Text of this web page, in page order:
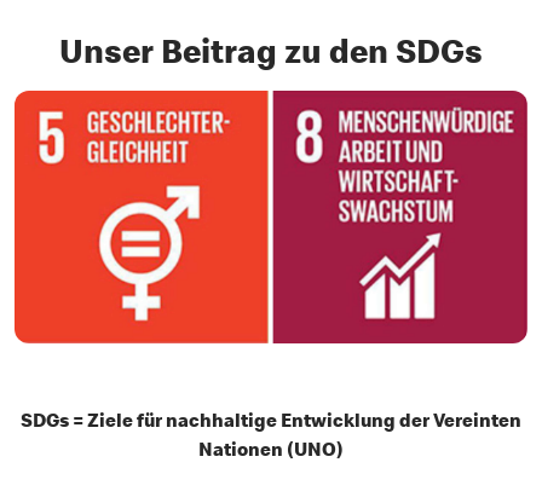
Unser Beitrag zu den SDGs
SDGs = Ziele für nachhaltige Entwicklung der Vereinten
Nationen (UNO)